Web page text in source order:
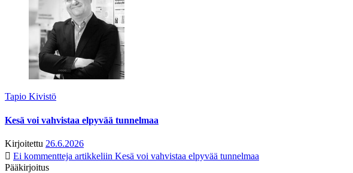
Tapio Kivistö
Kesä voi vahvistaa elpyvää tunnelmaa
Kirjoitettu 26.6.2026
Ei kommentteja artikkeliin Kesä voi vahvistaa elpyvää tunnelmaa
Pääkirjoitus